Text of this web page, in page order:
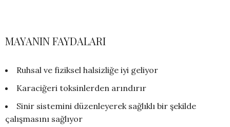
MAYANIN FAYDALARI
Ruhsal ve fiziksel halsizliğe iyi geliyor
Karaciğeri toksinlerden arındırır
Sinir sistemini düzenleyerek sağlıklı bir şekilde
çalışmasını sağlıyor